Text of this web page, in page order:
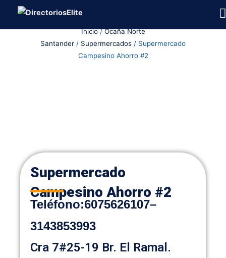
Inicio/Ocaña Norte
Santander / Supermercados / Supermercado
Campesino Ahorro #2
Supermercado
Campesino Ahorro #2
Teléfono:6075626107–
3143853993
Cra 7#25-19 Br. El Ramal.